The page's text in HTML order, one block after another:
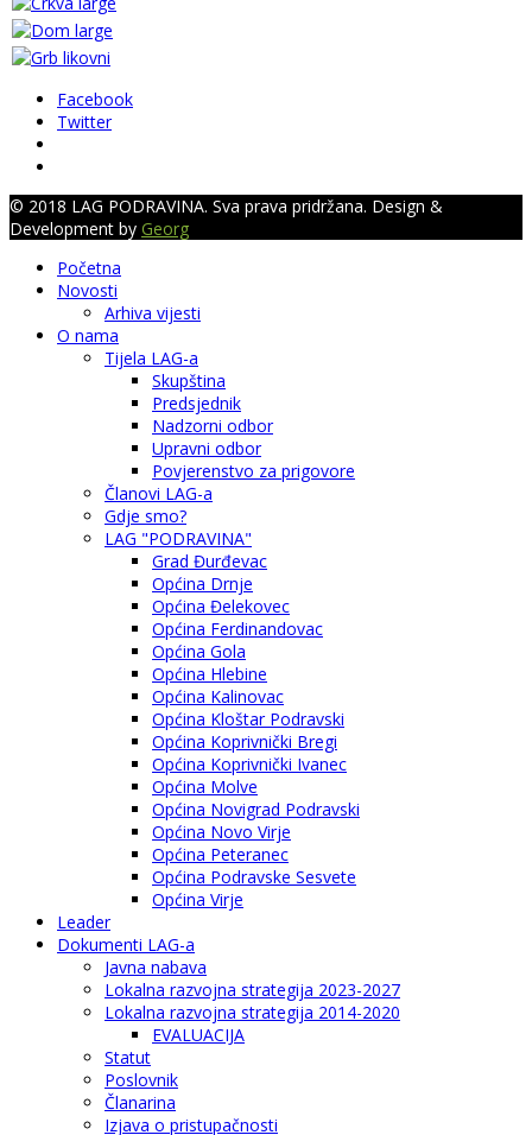
Facebook
Twitter
© 2018 LAG PODRAVINA. Sva prava pridržana. Design &
Development by Georg
Početna
Novosti
Arhiva vijesti
O nama
Tijela LAG-a
Skupština
Predsjednik
Nadzorni odbor
Upravni odbor
Povjerenstvo za prigovore
Članovi LAG-a
Gdje smo?
LAG "PODRAVINA"
Grad Đurđevac
Općina Drnje
Općina Đelekovec
Općina Ferdinandovac
Općina Gola
Općina Hlebine
Općina Kalinovac
Općina Kloštar Podravski
Općina Koprivnički Bregi
Općina Koprivnički Ivanec
Općina Molve
Općina Novigrad Podravski
Općina Novo Virje
Općina Peteranec
Općina Podravske Sesvete
Općina Virje
Leader
Dokumenti LAG-a
Javna nabava
Lokalna razvojna strategija 2023-2027
Lokalna razvojna strategija 2014-2020
EVALUACIJA
Statut
Poslovnik
Članarina
Izjava o pristupačnosti